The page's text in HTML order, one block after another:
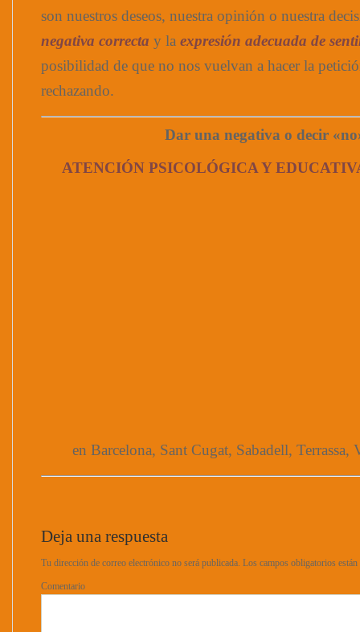
son nuestros deseos, nuestra opinión o nuestra
negativa correcta y la expresión adecuada de
posibilidad de que no nos vuelvan a hacer la
rechazando.
Dar una negativa o decir
ATENCIÓN PSICOLÓGICA Y
en Barcelona, Sant Cugat, Sabadell, Terrassa,
Deja una respuesta
Tu dirección de correo electrónico no será publicada. Los campos obligatorios
Comentario